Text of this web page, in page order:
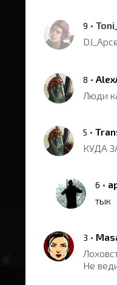
9 •
8 •
Люди
5 •
КУДА
6 •
тык
3 •
Не